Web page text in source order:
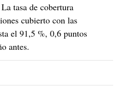
tasa de cobertura
cubierto con las
el 91,5 %, 0,6 puntos
antes.